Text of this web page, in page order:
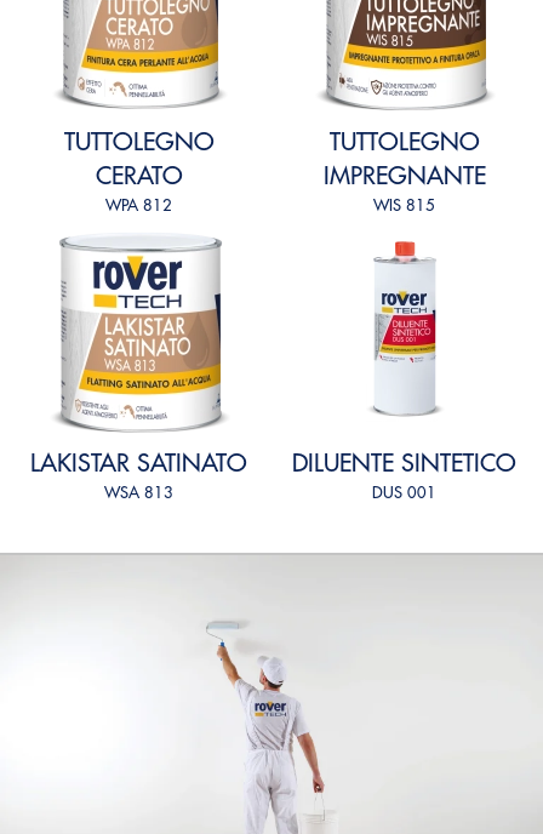
TUTTOLEGNO
CERATO
WPA 812
TUTTOLEGNO
IMPREGNANTE
WIS 815
LAKISTAR SATINATO
WSA 813
DILUENTE SINTETICO
DUS 001